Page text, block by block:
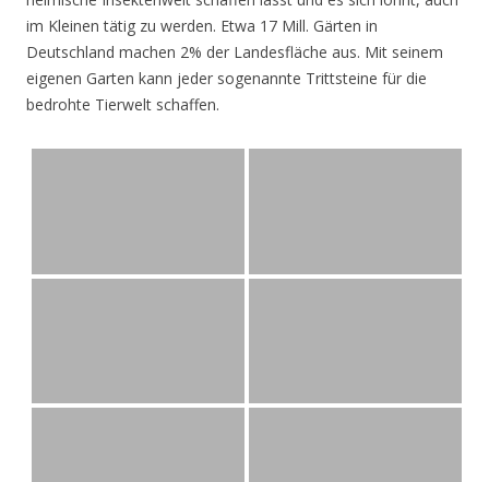
im Kleinen tätig zu werden. Etwa 17 Mill. Gärten in
Deutschland machen 2% der Landesfläche aus. Mit seinem
eigenen Garten kann jeder sogenannte Trittsteine für die
bedrohte Tierwelt schaffen.